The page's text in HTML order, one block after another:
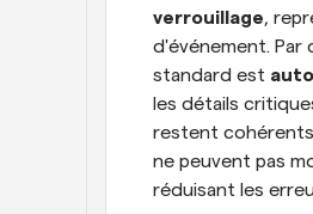
verrouillage,
d'événement. Par
standard est
les détails
restent cohérents
ne peuvent pas
réduisant les